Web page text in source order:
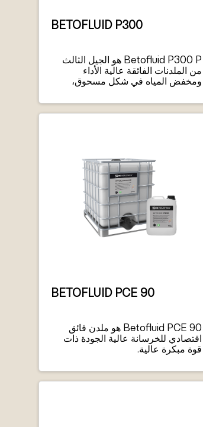
BETOFLUID P300
Betofluid P300 P هو الجيل الثالث
من الملدنات الفائقة عالية الأداء
ومخفض المياه في شكل مسحوق،
الكربوكسيلات (PCE).
BETOFLUID PCE 90
Betofluid PCE 90 هو ملدن فائق
اقتصادي للخرسانة عالية الجودة ذات
قوة مبكرة عالية.